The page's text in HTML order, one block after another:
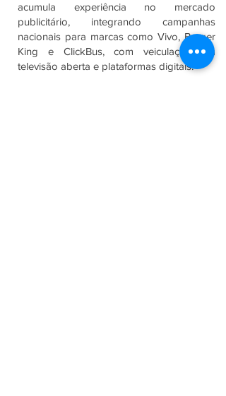
acumula experiência no mercado
publicitário, integrando campanhas
nacionais para marcas como Vivo, Burger
King e ClickBus, com veiculação em
televisão aberta e plataformas digitais.